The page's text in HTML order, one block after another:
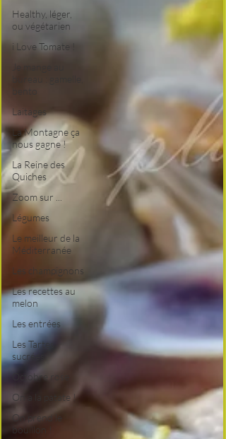
Healthy, léger,
ou végétarien
i Love Tomate !
Je mange au
bento
Laitages
La Montagne ça
nous gagne !
La Reine des
Quiches
Zoom sur ...
Légumes
Le meilleur de la
Méditerranée
Les champignons
Les recettes au
melon
Les entrées
Les Tartes
sucrées
Octobre rose
On a la patate !
On prend le
bouillon !